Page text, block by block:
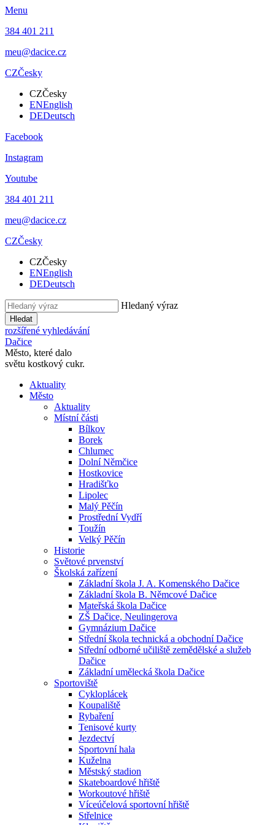
Menu
384 401 211
meu@dacice.cz
CZČesky
CZČesky
ENEnglish
DEDeutsch
Facebook
Instagram
Youtube
384 401 211
meu@dacice.cz
CZČesky
CZČesky
ENEnglish
DEDeutsch
Hledaný výraz
Hledat
rozšířené vyhledávání
Dačice
Město, které dalo
světu kostkový cukr.
Aktuality
Město
Aktuality
Místní části
Bílkov
Borek
Chlumec
Dolní Němčice
Hostkovice
Hradišťko
Lipolec
Malý Pěčín
Prostřední Vydří
Toužín
Velký Pěčín
Historie
Světové prvenství
Školská zařízení
Základní škola J. A. Komenského Dačice
Základní škola B. Němcové Dačice
Mateřská škola Dačice
ZŠ Dačice, Neulingerova
Gymnázium Dačice
Střední škola technická a obchodní Dačice
Střední odborné učiliště zemědělské a služeb
Dačice
Základní umělecká škola Dačice
Sportoviště
Cykloplácek
Koupaliště
Rybaření
Tenisové kurty
Jezdectví
Sportovní hala
Kuželna
Městský stadion
Skateboardové hřiště
Workoutové hřiště
Víceúčelová sportovní hřiště
Střelnice